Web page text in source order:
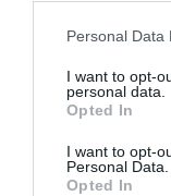
Please note that
not limited to your
grant or deny
use your data for
consent section.
Personal Data
I want to opt-
personal data.
Opted In
I want to opt-
Personal Data.
Opted In
FOCUS ON